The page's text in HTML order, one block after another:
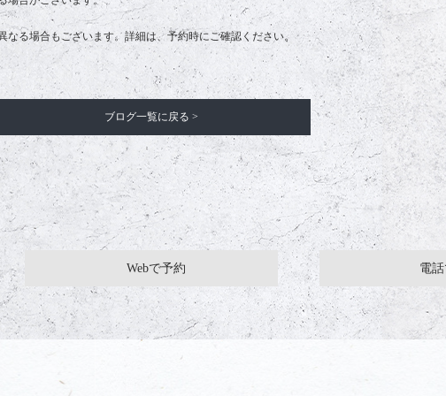
る場合もございます。詳細は、予約時にご確認ください。
ブログ一覧に戻る >
Webで予約 電